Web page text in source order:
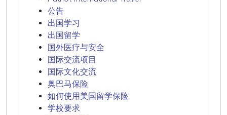
公告
出国学习
出国留学
国外医疗与安全
国际交流项目
国际文化交流
奥巴马保险
如何使用美国留学保险
学校要求